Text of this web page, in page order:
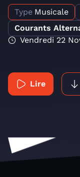
Type Musicale
Courants
Vendredi 22
Lire